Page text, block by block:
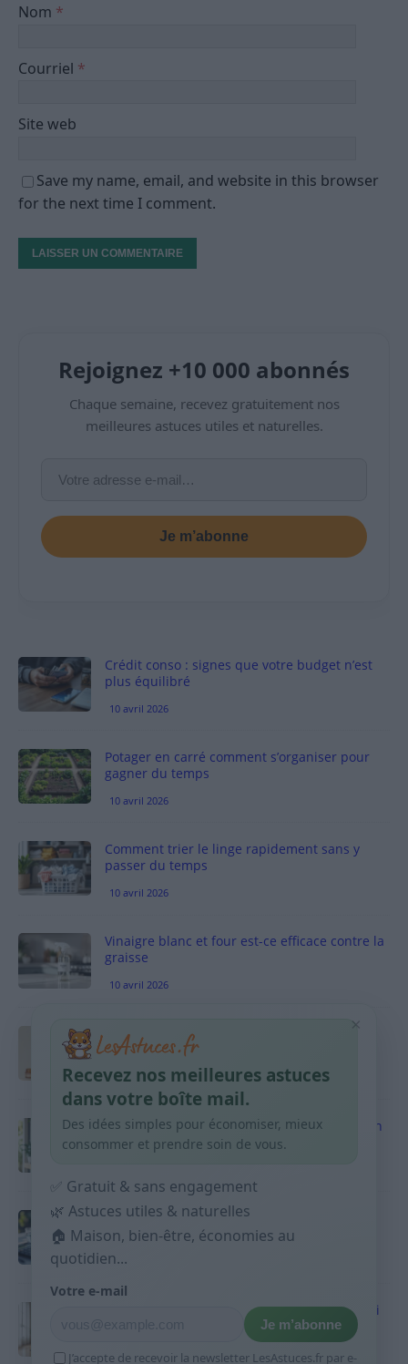
Nom *
Courriel *
Site web
Save my name, email, and website in this browser
for the next time I comment.
Rejoignez +10 000 abonnés
Chaque semaine, recevez gratuitement nos
meilleures astuces utiles et naturelles.
Je m’abonne
Crédit conso : signes que votre budget n’est
plus équilibré
10 avril 2026
Potager en carré comment s’organiser pour
gagner du temps
10 avril 2026
Comment trier le linge rapidement sans y
passer du temps
10 avril 2026
Vinaigre blanc et four est-ce efficace contre la
graisse
10 avril 2026
Taches pigmentaires : routine simple +
habitudes qui aident
9 avril 2026
Produits ménagers : comment économiser en
courses sans acheter 10 sprays
Budget mensuel : méthode rapide pour
répartir son salaire dès le jour de paie
9 avril 2026
Sport 10 minutes par jour est-ce utile et quoi
9 avril 2026
×
Recevez nos meilleures astuces
dans votre boîte mail.
Des idées simples pour économiser, mieux
consommer et prendre soin de vous.
✅ Gratuit & sans engagement
🌿 Astuces utiles & naturelles
🏠 Maison, bien-être, économies au
quotidien...
Votre e-mail
Je m’abonne
J’accepte de recevoir la newsletter LesAstuces.fr par e-